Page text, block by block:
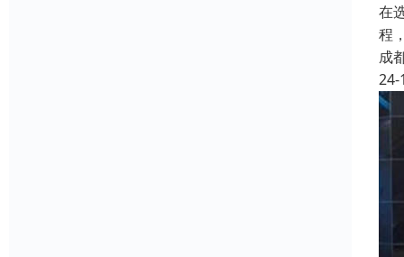
在
程
成
24-